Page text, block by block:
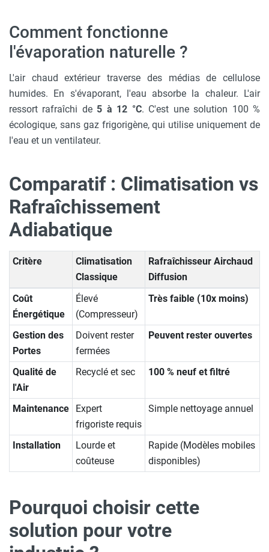
Comment fonctionne
l'évaporation naturelle ?
L'air chaud extérieur traverse des médias de cellulose
humides. En s'évaporant, l'eau absorbe la chaleur. L'air
ressort rafraîchi de 5 à 12 °C. C'est une solution 100 %
écologique, sans gaz frigorigène, qui utilise uniquement de
l'eau et un ventilateur.
Comparatif : Climatisation vs
Rafraîchissement
Adiabatique
Critère
Climatisation
Classique
Rafraîchisseur Airchaud
Diffusion
Coût
Énergétique
Élevé
(Compresseur)
Très faible (10x moins)
Gestion des
Portes
Doivent rester
fermées
Peuvent rester ouvertes
Qualité de
l'Air
Recyclé et sec 100 % neuf et filtré
Maintenance
Expert
frigoriste requis
Simple nettoyage annuel
Installation
Lourde et
coûteuse
Rapide (Modèles mobiles
disponibles)
Pourquoi choisir cette
solution pour votre